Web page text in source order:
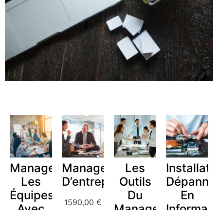
Manager
Les
Équipes
Management
D’entreprise
1590,00 €
Les
Outils
Du
En